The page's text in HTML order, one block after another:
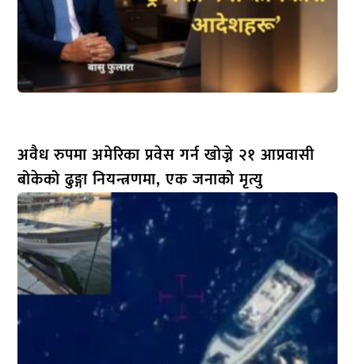
अवैध रुपमा अमेरिका प्रवेस गर्न खोज्ने २१ आप्रवासी
बोकेको ढुङ्गा नियन्त्रणमा, एक जनाको मृत्यु